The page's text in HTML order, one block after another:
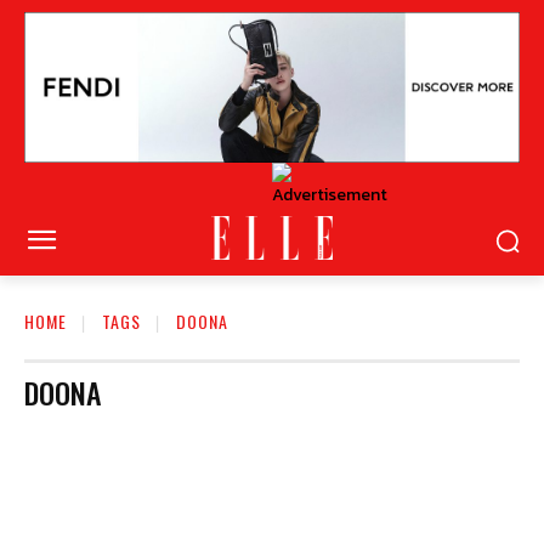
HOME TAGS DOONA
DOONA